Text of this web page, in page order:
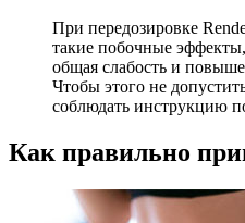
При передозировке
такие побочные
общая слабость и
Чтобы этого не
соблюдать инструкцию
Как правильно